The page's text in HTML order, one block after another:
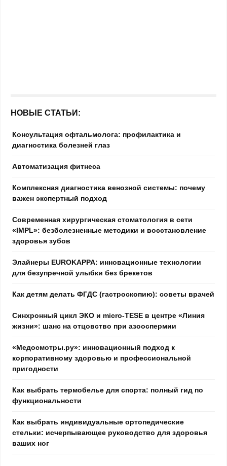
НОВЫЕ СТАТЬИ:
Консультация офтальмолога: профилактика и
диагностика болезней глаз
Автоматизация фитнеса
Комплексная диагностика венозной системы: почему
важен экспертный подход
Современная хирургическая стоматология в сети
«IMPL»: безболезненные методики и восстановление
здоровья зубов
Элайнеры EUROKAPPA: инновационные технологии
для безупречной улыбки без брекетов
Как детям делать ФГДС (гастроскопию): советы врачей
Синхронный цикл ЭКО и micro-TESE в центре «Линия
жизни»: шанс на отцовство при азооспермии
«Медосмотры.ру»: инновационный подход к
корпоративному здоровью и профессиональной
пригодности
Как выбрать термобелье для спорта: полный гид по
функциональности
Как выбрать индивидуальные ортопедические
стельки: исчерпывающее руководство для здоровья
ваших ног